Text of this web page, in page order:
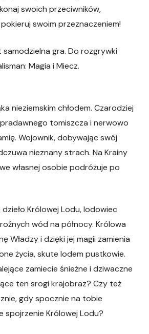
swoich przeciwników,
swoim przeznaczeniem!
samodzielna gra. Do rozgrywki
Magia i Miecz.
nieziemskim chłodem. Czarodziej
tomiszcza i nerwowo
Wojownik, dobywając swój
nieznany strach. Na Krainy
własnej osobie podróżuje po
Królowej Lodu, lodowiec
wód na północy. Królowa
Władzy i dzięki jej magii zamienia
życia, skute lodem pustkowie.
zamiecie śnieżne i dziwaczne
ten srogi krajobraz? Czy też
gdy spocznie na tobie
spojrzenie Królowej Lodu?